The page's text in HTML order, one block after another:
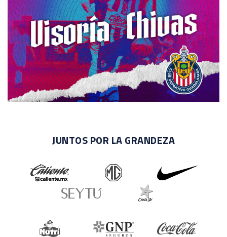
JUNTOS POR LA GRANDEZA